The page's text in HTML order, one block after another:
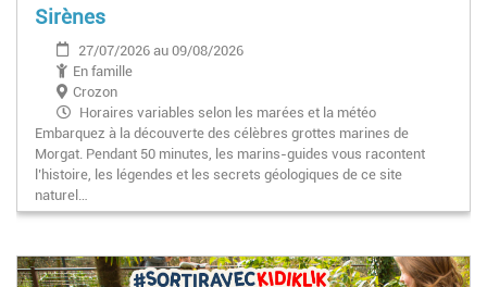
Sirènes
27/07/2026 au 09/08/2026
En famille
Crozon
Horaires variables selon les marées et la météo
Embarquez à la découverte des célèbres grottes marines de
Morgat. Pendant 50 minutes, les marins-guides vous racontent
l’histoire, les légendes et les secrets géologiques de ce site
naturel…